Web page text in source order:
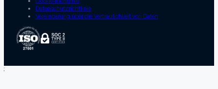
Datenschutzrichtlinie
Vereinbarung über die Vertraulichkeit von Daten
;